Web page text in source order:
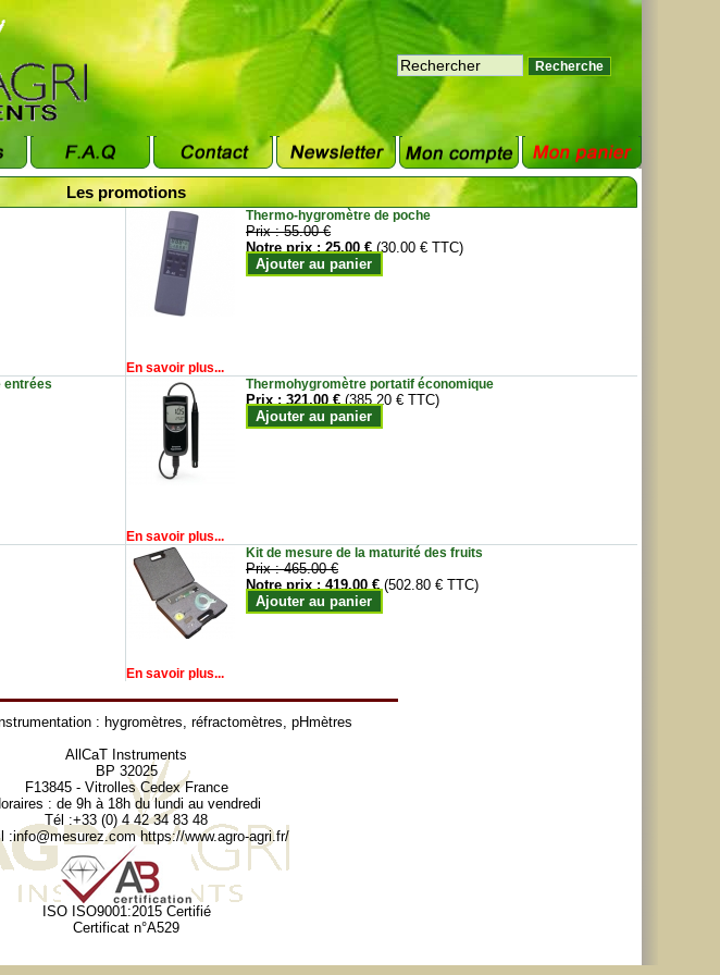
Les promotions
Thermo-hygromètre de poche
Prix :55.00 €
Notre prix :25.00 € (30.00 € TTC)
Ajouter au panier
En savoir plus...
entrées
Thermohygromètre portatif économique
Prix :321.00 € (385.20 € TTC)
Ajouter au panier
En savoir plus...
Kit de mesure de la maturité des fruits
Prix :465.00 €
Notre prix :419.00 € (502.80 € TTC)
Ajouter au panier
En savoir plus...
: hygromètres, réfractomètres, pHmètres
AllCaT Instruments
BP 32025
F13845 - Vitrolles Cedex France
: de 9h à 18h du lundi au vendredi
Tél :+33 (0) 4 42 34 83 48
:info@mesurez.com https://www.agro-agri.fr/
ISO ISO9001:2015 Certifié
Certificat n°A529